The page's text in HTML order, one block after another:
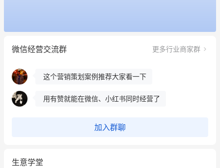
微信经营交流群 更多行业商家群
冰墩墩货源充足需要的联系我
用有赞就能在微信、小红书同时经营了
餐饮也得靠私域和服务提高竞争力
昨晚的直播课程太好啦❤️
加入群聊
生意学堂